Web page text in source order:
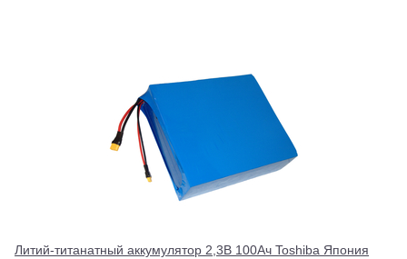
Литий-титанатный аккумулятор 2,3В 100Ач Toshiba Япония